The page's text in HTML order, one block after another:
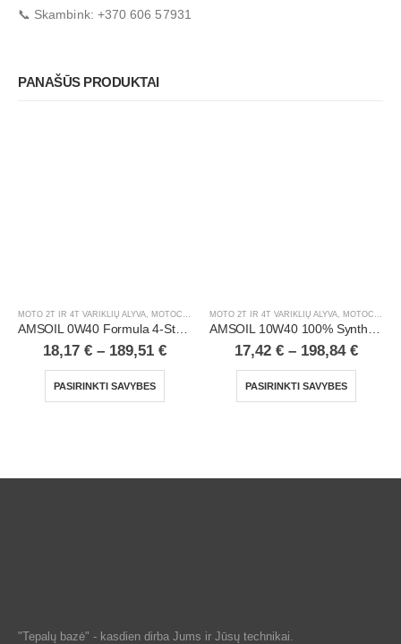
📞 Skambink: +370 606 57931
PANAŠŪS PRODUKTAI
MOTO 2T IR 4T VARIKLIŲ ALYVA MOTOCIKLAI, ATV/UTV
AMSOIL 0W40 Formula 4-Stroke® Powersports Synthetic Motor Oil
18,17 € – 189,51 €
PASIRINKTI SAVYBES
MOTO 2T IR 4T VARIKLIŲ ALYVA MOTOCIKLAI, ATV/UTV
17,42 € – 198,84 €
PASIRINKTI SAVYBES
"Tepalų bazė" - kasdien dirba Jums ir Jūsų technikai.